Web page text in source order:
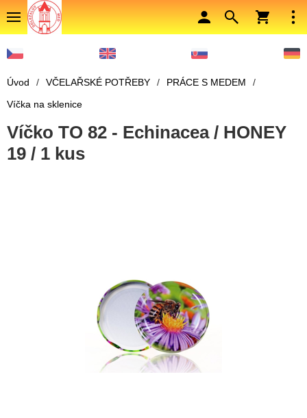
Úvod / VČELAŘSKÉ POTŘEBY / PRÁCE S MEDEM
/
Víčka na sklenice
Víčko TO 82 - Echinacea / HONEY
19 / 1 kus